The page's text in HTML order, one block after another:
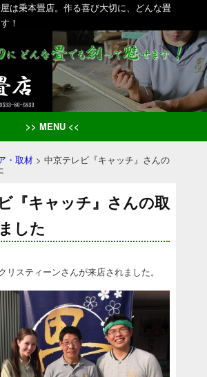
は乗本畳店。作る喜び大切に、どんな畳
！
>> MENU <<
・取材> 中京テレビ『キャッチ』さんの
『キャッチ』さんの取
した
リスティーンさんが来店されました。